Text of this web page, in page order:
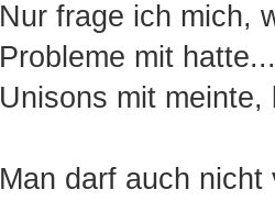
Nur frage ich mich,
Probleme mit
Unisons mit meinte,
Man darf auch